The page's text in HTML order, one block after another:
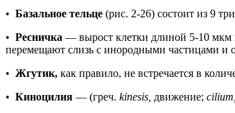
• Базальное тельце (рис. 2-26) состоит из 9
• Ресничка — вырост клетки длиной 5-10 мкм
перемещают слизь с инородными частицами и
• Жгутик, как правило, не встречается в
• Киноцилия — (греч. kinesis, движение; cilium,